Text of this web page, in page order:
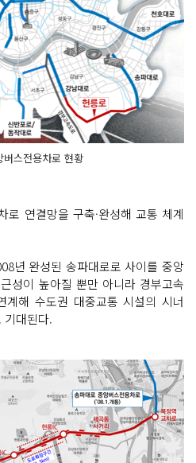
버스전용차로 현황
로 연결망을 구축·완성해 교통 체계
년 완성된 송파대로로 사이를 중앙
성이 높아질 뿐만 아니라 경부고속
해 수도권 대중교통 시설의 시너
기대된다.